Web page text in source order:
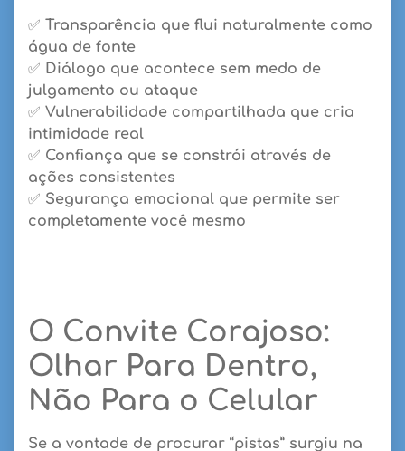
✅ Transparência que flui naturalmente como
água de fonte
✅ Diálogo que acontece sem medo de
julgamento ou ataque
✅ Vulnerabilidade compartilhada que cria
intimidade real
✅ Confiança que se constrói através de
ações consistentes
✅ Segurança emocional que permite ser
completamente você mesmo
O Convite Corajoso:
Olhar Para Dentro,
Não Para o Celular
Se a vontade de procurar “pistas” surgiu na